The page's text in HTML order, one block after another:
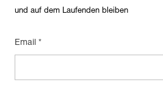
und auf dem Laufenden bleiben
Email *